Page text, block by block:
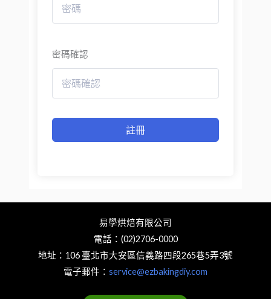
密碼確認
註冊
易學烘焙有限公司
電話：(02)2706-0000
地址：106 臺北市大安區信義路四段265巷5弄3號
電子郵件： service@ezbakingdiy.com